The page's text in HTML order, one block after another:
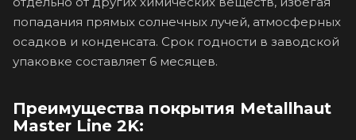
попадания прямых солнечных лучей, атмосферных
осадков и конденсата. Срок годности в заводской
упаковке составляет 6 месяцев.
Преимущества покрытия Metallhaut
Master Line 2K: